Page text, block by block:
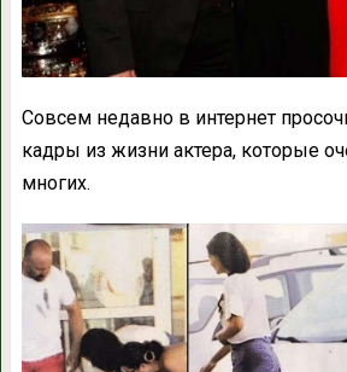
Совсем недавно в интернет
кадры из жизни актера, которые
многих.